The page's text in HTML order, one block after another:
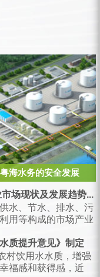
海水务的安全发展
场现状及发展趋势...
水、节水、排水、污
用等构成的市场产业
质提升意见》制定
村饮用水水质，增强
福感和获得感，近